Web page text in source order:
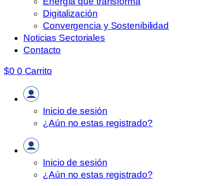
Digitalización
Convergencia y Sostenibilidad
Noticias Sectoriales
Contacto
$0 0 Carrito
Inicio de sesión
¿Aún no estas registrado?
Inicio de sesión
¿Aún no estas registrado?